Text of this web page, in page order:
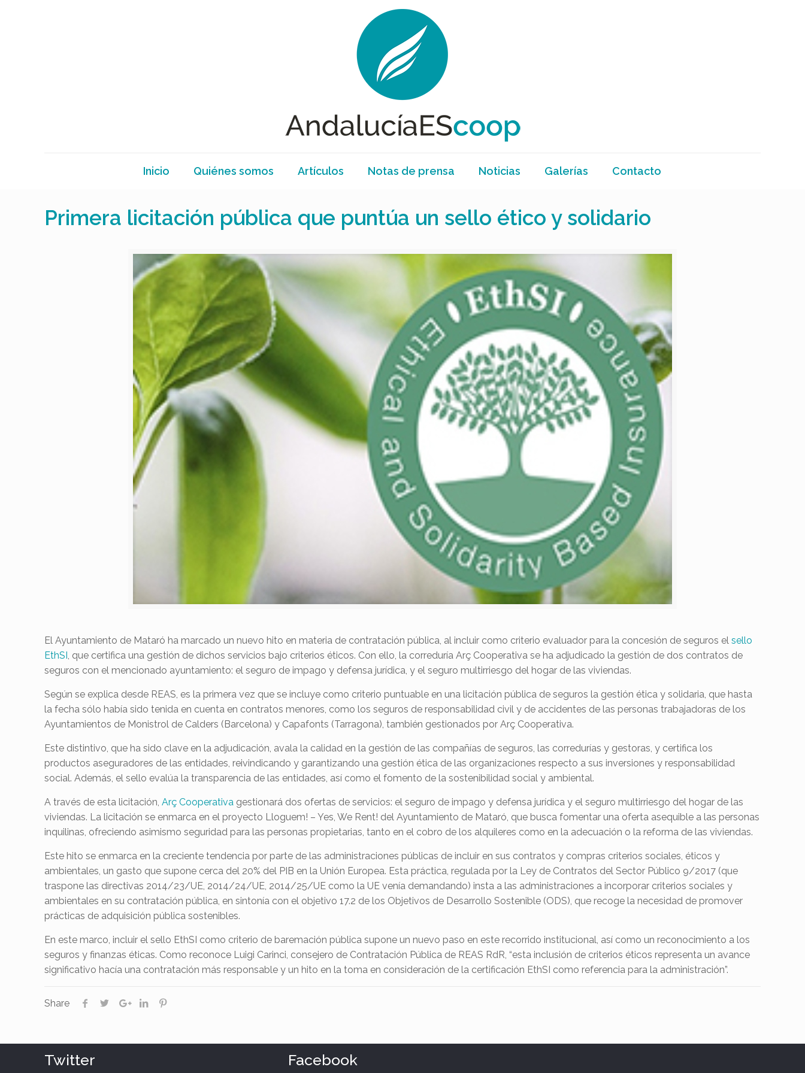
Inicio Quiénes somos Artículos Notas de prensa Noticias Galerías Contacto
Primera licitación pública que puntúa un sello ético y solidario
El Ayuntamiento de Mataró ha marcado un nuevo hito en materia de contratación pública, al incluir como criterio evaluador para la concesión de seguros elsello
EthSI, que certifica una gestión de dichos servicios bajo criterios éticos. Con ello, la correduría Arç Cooperativa se ha adjudicado la gestión de dos contratos de
seguros con el mencionado ayuntamiento: el seguro de impago y defensa jurídica, y el seguro multirriesgo del hogar de las viviendas.
Según se explica desde REAS, es la primera vez que se incluye como criterio puntuable en una licitación pública de seguros la gestión ética y solidaria, que hasta
la fecha sólo había sido tenida en cuenta en contratos menores, como los seguros de responsabilidad civil y de accidentes de las personas trabajadoras de los
Ayuntamientos de Monistrol de Calders (Barcelona) y Capafonts (Tarragona), también gestionados por Arç Cooperativa.
Este distintivo, que ha sido clave en la adjudicación, avala la calidad en la gestión de las compañías de seguros, las corredurías y gestoras, y certifica los
productos aseguradores de las entidades, reivindicando y garantizando una gestión ética de las organizaciones respecto a sus inversiones y responsabilidad
social. Además, el sello evalúa la transparencia de las entidades, así como el fomento de la sostenibilidad social y ambiental.
A través de esta licitación,Arç Cooperativa gestionará dos ofertas de servicios: el seguro de impago y defensa jurídica y el seguro multirriesgo del hogar de las
viviendas. La licitación se enmarca en el proyecto Lloguem! – Yes, We Rent! del Ayuntamiento de Mataró, que busca fomentar una oferta asequible a las personas
inquilinas, ofreciendo asimismo seguridad para las personas propietarias, tanto en el cobro de los alquileres como en la adecuación o la reforma de las viviendas.
Este hito se enmarca en la creciente tendencia por parte de las administraciones públicas de incluir en sus contratos y compras criterios sociales, éticos y
ambientales, un gasto que supone cerca del 20% del PIB en la Unión Europea. Esta práctica, regulada por la Ley de Contratos del Sector Público 9/2017 (que
traspone las directivas 2014/23/UE, 2014/24/UE, 2014/25/UE como la UE venía demandando) insta a las administraciones a incorporar criterios sociales y
ambientales en su contratación pública, en sintonía con el objetivo 17.2 de los Objetivos de Desarrollo Sostenible (ODS), que recoge la necesidad de promover
prácticas de adquisición pública sostenibles.
En este marco, incluir el sello EthSI como criterio de baremación pública supone un nuevo paso en este recorrido institucional, así como un reconocimiento a los
seguros y finanzas éticas. Como reconoce Luigi Carinci, consejero de Contratación Pública de REAS RdR, “esta inclusión de criterios éticos representa un avance
significativo hacía una contratación más responsable y un hito en la toma en consideración de la certificación EthSI como referencia para la administración”.
Share
Twitter Facebook